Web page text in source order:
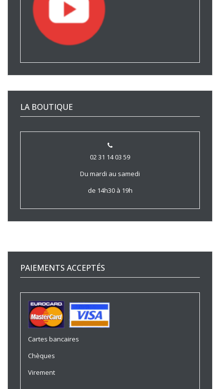
LA BOUTIQUE
02 31 14 03 59
Du mardi au samedi
de 14h30 à 19h
PAIEMENTS ACCEPTÉS
Cartes bancaires
Chèques
Virement